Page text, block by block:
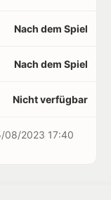
Nach dem Spiel
Nach dem Spiel
Nicht verfügbar
08/2023 17:40